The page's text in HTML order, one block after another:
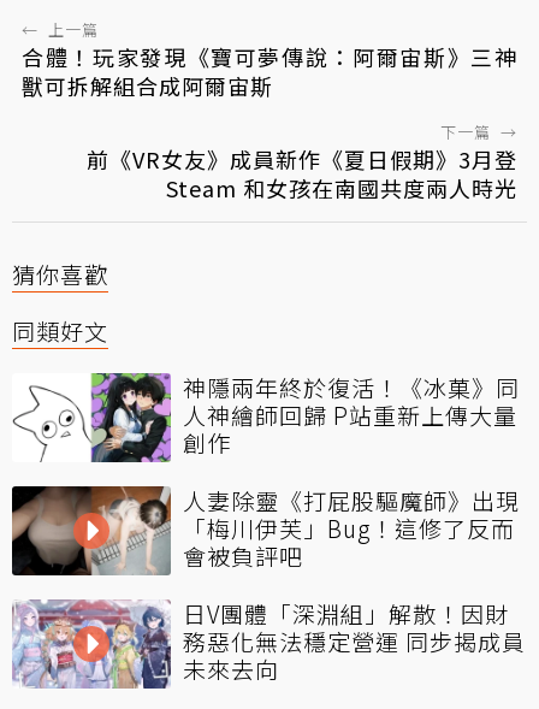
← 上一篇
合體！玩家發現《寶可夢傳說：阿爾宙斯》三神
獸可拆解組合成阿爾宙斯
下一篇 →
前《VR女友》成員新作《夏日假期》3月登
Steam 和女孩在南國共度兩人時光
猜你喜歡
同類好文
神隱兩年終於復活！《冰菓》同
人神繪師回歸 P站重新上傳大量
創作
人妻除靈《打屁股驅魔師》出現
「梅川伊芙」Bug！這修了反而
會被負評吧
日V團體「深淵組」解散！因財
務惡化無法穩定營運 同步揭成員
未來去向